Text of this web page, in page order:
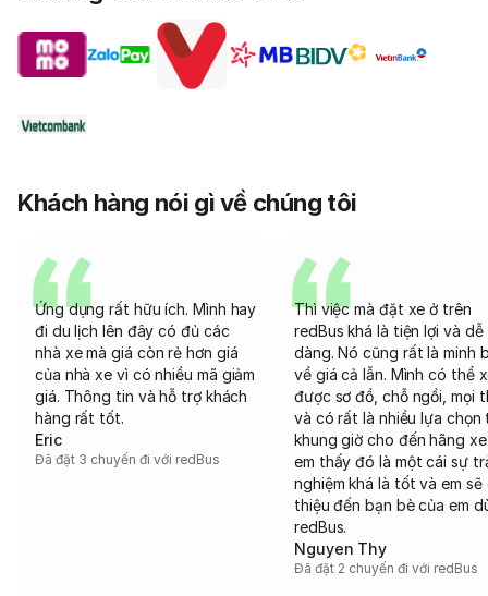
Khách hàng nói gì về chúng tôi
Ứng dụng rất hữu ích. Mình hay
đi du lịch lên đây có đủ các
nhà xe mà giá còn rẻ hơn giá
của nhà xe vì có nhiều mã giảm
giá. Thông tin và hỗ trợ khách
hàng rất tốt.
Eric
Đã đặt 3 chuyến đi với redBus
Thì việc mà đặt xe ở trên
redBus khá là tiện lợi và dễ
dàng. Nó cũng rất là minh
về giá cả lẫn. Mình có thể
được sơ đồ, chỗ ngồi, mọi
và có rất là nhiều lựa chọn
khung giờ cho đến hãng
em thấy đó là một cái sự
nghiệm khá là tốt và em sẽ
thiệu đến bạn bè của em
redBus.
Nguyen Thy
Đã đặt 2 chuyến đi với redBus